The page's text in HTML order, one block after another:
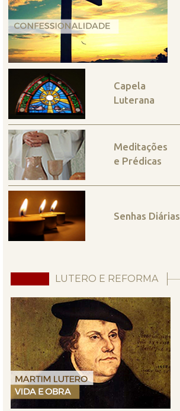
Capela
Luterana
Meditações
e Prédicas
Senhas Diárias
LUTERO E REFORMA